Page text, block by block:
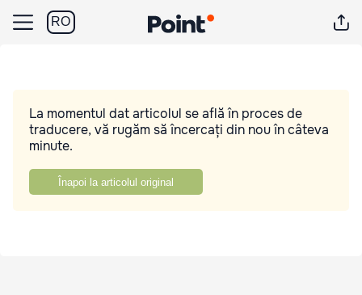
RO
La momentul dat articolul se află în proces de
traducere, vă rugăm să încercați din nou în câteva
minute.
Înapoi la articolul original